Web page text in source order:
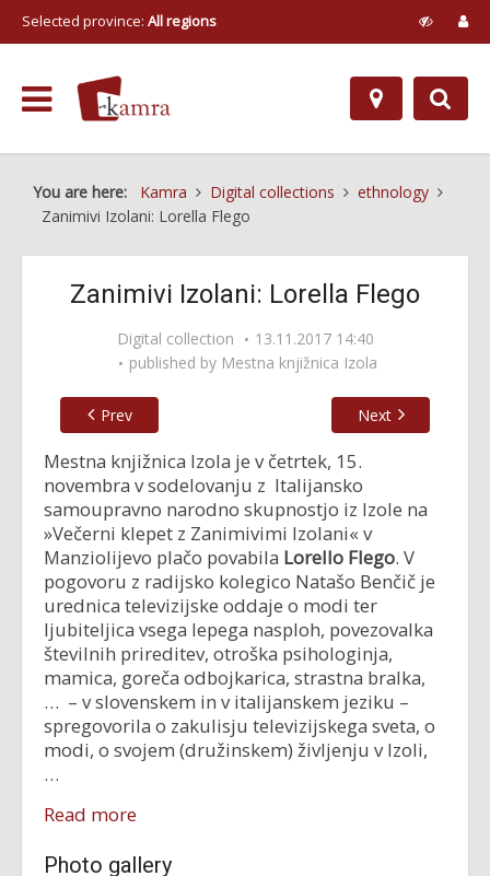
Selected province: All regions
You are here: Kamra Digital collections
ethnology
Zanimivi Izolani: Lorella Flego
Zanimivi Izolani: Lorella Flego
Digital collection
13.11.2017 14:40
published by Mestna knjižnica Izola
Prev Next
Mestna knjižnica Izola je v četrtek, 15.
novembra v sodelovanju z Italijansko
samoupravno narodno skupnostjo iz Izole na
»Večerni klepet z Zanimivimi Izolani« v
Manziolijevo plačo povabila Lorello Flego. V
pogovoru z radijsko kolegico Natašo Benčič je
urednica televizijske oddaje o modi ter
ljubiteljica vsega lepega nasploh, povezovalka
številnih pri­reditev, otroška psihologinja,
mamica, goreča odbojkarica, strastna bralka,
… – v slovenskem in v italijanskem jeziku –
spregovorila o zakulisju televizijskega sveta, o
modi, o svojem (družinskem) življenju v Izoli,
…
Read more
Photo gallery